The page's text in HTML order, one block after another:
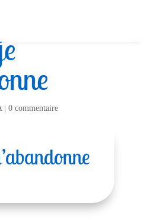
| 0 commentaire